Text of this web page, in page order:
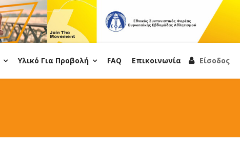
Είσοδος
Υλικό Για Προβολή FAQ Επικοινωνία